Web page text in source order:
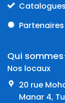
Catalogues
Partenaires
Qui
Nos locaux
20 rue
Manar 4,